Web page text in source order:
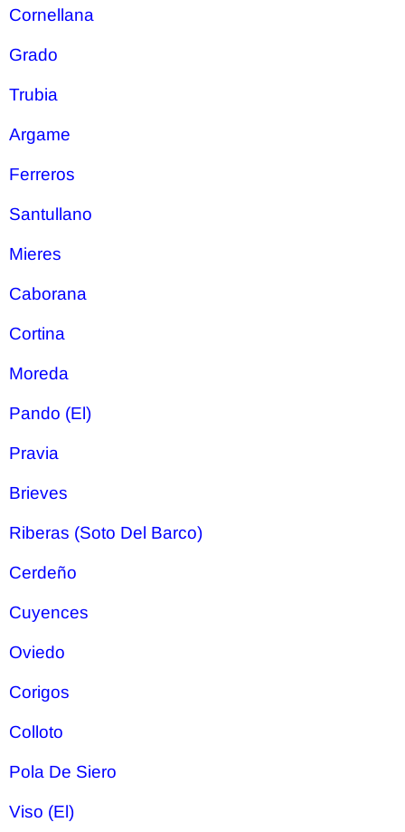
Cornellana
Grado
Trubia
Argame
Ferreros
Santullano
Mieres
Caborana
Cortina
Moreda
Pando (El)
Pravia
Brieves
Riberas (Soto Del Barco)
Cerdeño
Cuyences
Oviedo
Corigos
Colloto
Pola De Siero
Viso (El)